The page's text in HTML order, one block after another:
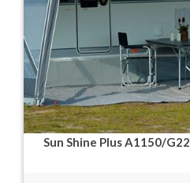
Sun Shine Plus A1150/G22